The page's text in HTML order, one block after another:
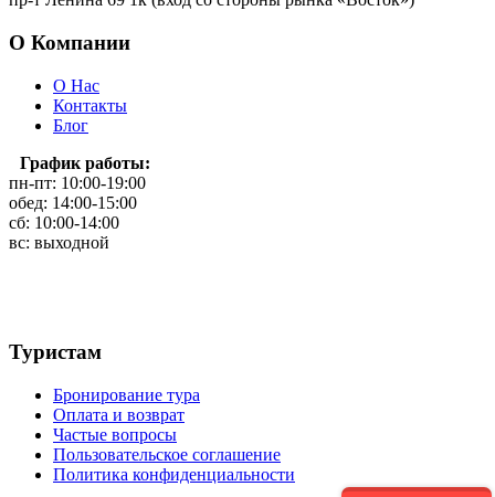
О Компании
О Нас
Контакты
Блог
График работы:
пн-пт: 10:00-19:00
обед: 14:00-15:00
сб: 10:00-14:00
вс: выходной
Туристам
Бронирование тура
Оплата и возврат
Частые вопросы
Пользовательское соглашение
Политика конфиденциальности